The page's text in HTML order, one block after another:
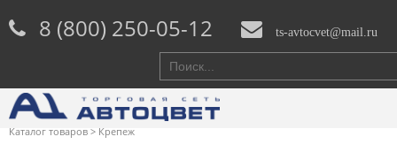
8 (800) 250-05-12 ts-avtocvet@mail.ru
Каталог товаров > Крепеж